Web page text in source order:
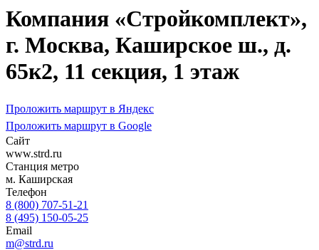
Компания «Стройкомплект»,
г. Москва, Каширское ш., д.
65к2, 11 секция, 1 этаж
Проложить маршрут в Яндекс
Проложить маршрут в Google
Сайт
www.strd.ru
Станция метро
м. Каширская
Телефон
8 (800) 707-51-21
8 (495) 150-05-25
Email
m@strd.ru